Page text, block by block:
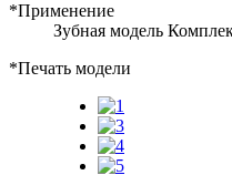
*Применение
Зубная модель
*Печать модели